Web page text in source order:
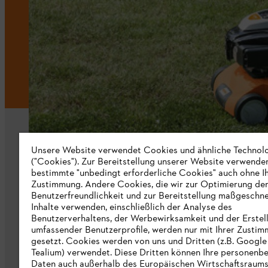
Unternehmen
Über uns
Katalog zum Download
STIHL Hinweisgebersystem
Unsere Website verwendet Cookies und ähnliche
("Cookies"). Zur Bereitstellung unserer Website
bestimmte "unbedingt erforderliche Cookies" auch ohne
Zustimmung. Andere Cookies, die wir zur Optimierung der
Benutzerfreundlichkeit und zur Bereitstellung
Inhalte verwenden, einschließlich der Analyse des
Benutzerverhaltens, der Werbewirksamkeit und der
umfassender Benutzerprofile, werden nur mit Ihrer
gesetzt. Cookies werden von uns und Dritten (z.B.
Tealium) verwendet. Diese Dritten können Ihre
Daten auch außerhalb des Europäischen Wirtschaftsraums